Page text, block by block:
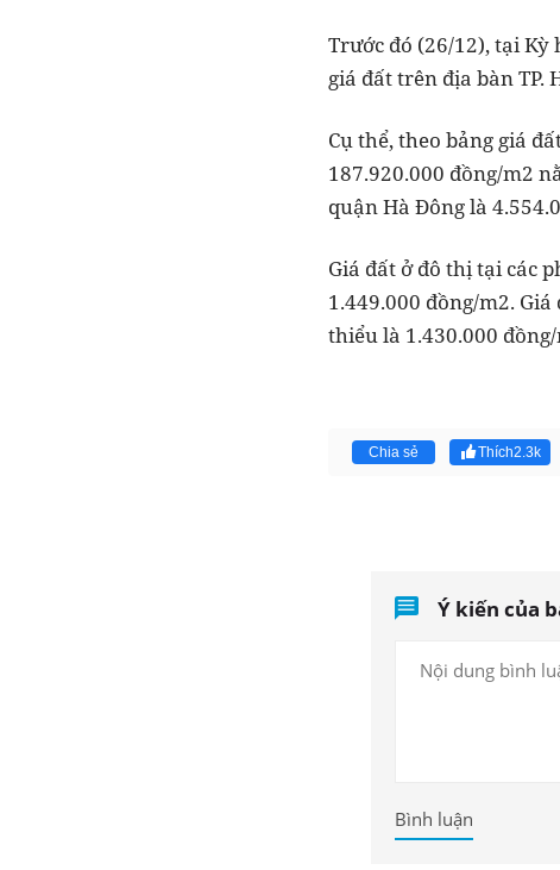
Trước đó (26/12), tại Kỳ
giá đất trên địa bàn TP.
Cụ thể, theo bảng giá
187.920.000 đồng/m2
quận Hà Đông là
Giá đất ở đô thị tại các
1.449.000 đồng/m2.
thiểu là 1.430.000
Chia sẻ Thích2.3k
Ý kiến của
Bình luận